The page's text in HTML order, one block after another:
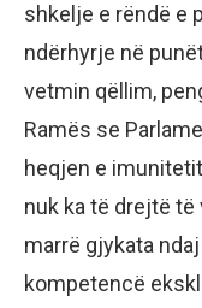
shkelje e rëndë e
ndërhyrje në
vetmin qëllim,
Ramës se
heqjen e
nuk ka të drejtë
marrë gjykata
kompetencë